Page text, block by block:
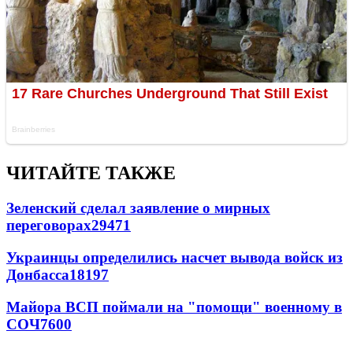
ЧИТАЙТЕ ТАКЖЕ
Зеленский сделал заявление о мирных
переговорах29471
Украинцы определились насчет вывода войск из
Донбасса18197
Майора ВСП поймали на "помощи" военному в
СОЧ7600